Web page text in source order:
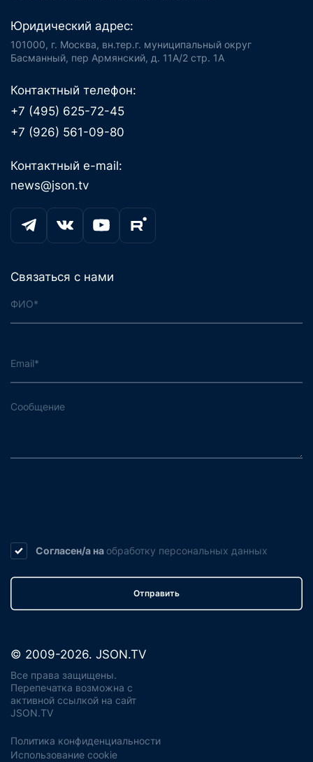
Юридический адрес:
101000, г. Москва, вн.тер.г. муниципальный округ
Басманный, пер Армянский, д. 11А/2 стр. 1А
Контактный телефон:
+7 (495) 625-72-45
+7 (926) 561-09-80
Контактный e-mail:
news@json.tv
Связаться с нами
Согласен/а на обработку персональных данных
Отправить
© 2009-2026. JSON.TV
Все права защищены.
Перепечатка возможна с
активной ссылкой на сайт
JSON.TV
Политика конфиденциальности
Использование cookie